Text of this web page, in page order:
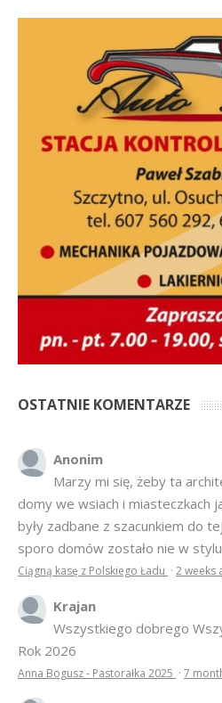
OSTATNIE KOMENTARZE
Anonim
Marzy mi się, żeby ta
domy we wsiach i miasteczkach
były zadbane z szacunkiem do
sporo domów zostało nie w
Ciągną kasę z Polskiego Ładu · 2 weeks
Krajan
Wszystkiego dobrego
Rok 2026
Anna Bogusz - Pastorałka 2025 · 7